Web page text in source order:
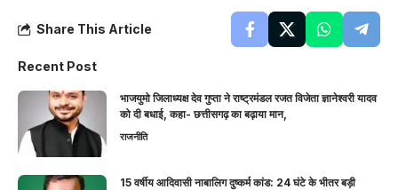
Share This Article
Recent Post
भाजयुमो जिलाध्यक्ष देव गुप्ता ने राष्ट्रमंडल रजत विजेता ज्ञानेश्वरी यादव
को दी बधाई, कहा- छत्तीसगढ़ का बढ़ाया मान,
राजनीति
15 वर्षीय आदिवासी नाबालिग दुष्कर्म कांड: 24 घंटे के भीतर बड़ी